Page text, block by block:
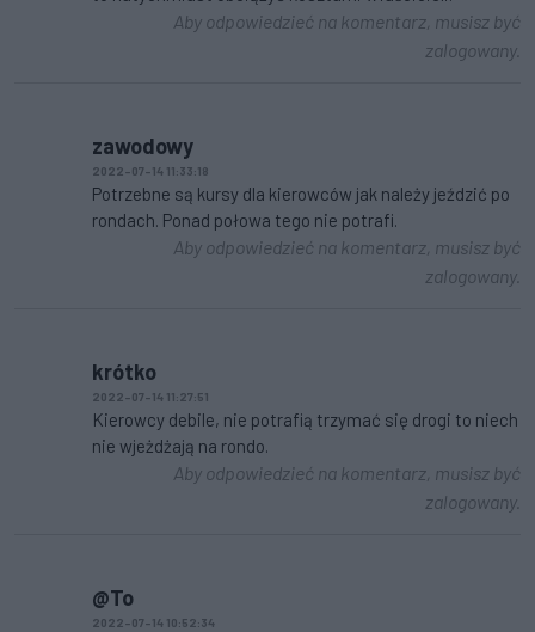
Aby odpowiedzieć na komentarz, musisz być
zalogowany.
zawodowy
2022-07-14 11:33:18
Potrzebne są kursy dla kierowców jak należy jeździć po
rondach. Ponad połowa tego nie potrafi.
Aby odpowiedzieć na komentarz, musisz być
zalogowany.
krótko
2022-07-14 11:27:51
Kierowcy debile, nie potrafią trzymać się drogi to niech
nie wjeżdżają na rondo.
Aby odpowiedzieć na komentarz, musisz być
zalogowany.
@To
2022-07-14 10:52:34